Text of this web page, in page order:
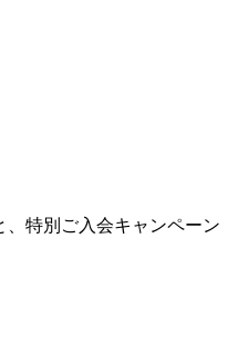
、特別ご入会キャンペーン